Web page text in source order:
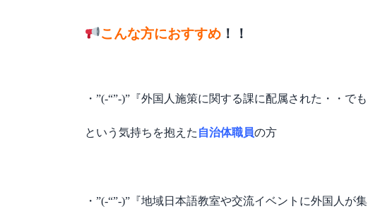
こんな方におすすめ！！
・”(-“”-)”『外国人施策に関する課に配属された・・で
という気持ちを抱えた 自治体職員の方
・”(-“”-)”『地域日本語教室や交流イベントに外国人